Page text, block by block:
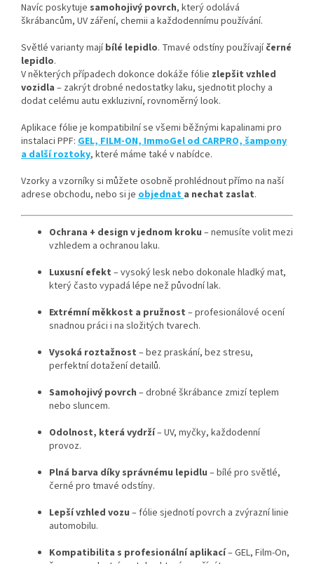
Navíc poskytuje samohojivý povrch, který odolává
škrábancům, UV záření, chemii a každodennímu používání.
Světlé varianty majíbílé lepidlo. Tmavé odstíny používajíčerné
lepidlo.
V některých případech dokonce dokáže fólie zlepšit vzhled
vozidla – zakrýt drobné nedostatky laku, sjednotit plochy a
dodat celému autu exkluzivní, rovnoměrný look.
Aplikace fólie je kompatibilní se všemi běžnými kapalinami pro
instalaci PPF: GEL, FILM-ON, ImmoGel od CARPRO, šampony
a další roztoky, které máme také v nabídce.
Vzorky a vzorníky si můžete osobně prohlédnout přímo na naší
adrese obchodu, nebo si je objednata nechat zaslat.
Ochrana + design v jednom kroku – nemusíte volit mezi
vzhledem a ochranou laku.
Luxusní efekt – vysoký lesk nebo dokonale hladký mat,
který často vypadá lépe než původní lak.
Extrémní měkkost a pružnost – profesionálové ocení
snadnou práci i na složitých tvarech.
Vysoká roztažnost – bez praskání, bez stresu,
perfektní dotažení detailů.
Samohojivý povrch – drobné škrábance zmizí teplem
nebo sluncem.
Odolnost, která vydrží– UV, myčky, každodenní
provoz.
Plná barva díky správnému lepidlu – bílé pro světlé,
černé pro tmavé odstíny.
Lepší vzhled vozu – fólie sjednotí povrch a zvýrazní linie
automobilu.
Kompatibilita s profesionální aplikací– GEL, Film-On,